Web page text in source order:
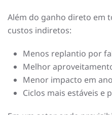
Além do ganho direto em
custos indiretos:
Menos replantio por
Melhor
Menor impacto em
Ciclos mais estáveis e